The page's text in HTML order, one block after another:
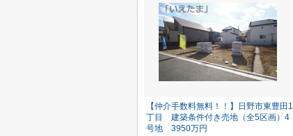
【仲介手数料無料！！】日野市東豊田1
丁目 建築条件付き売地（全5区画）4
号地 3950万円